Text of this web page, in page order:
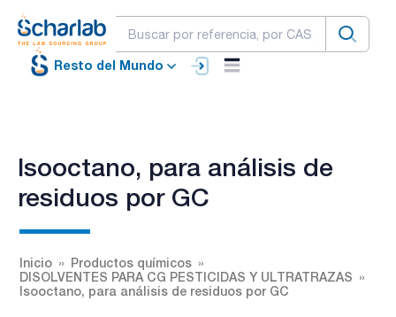
Resto del Mundo
Isooctano, para análisis de
residuos por GC
Inicio
Productos químicos
DISOLVENTES PARA CG PESTICIDAS Y ULTRATRAZAS
Isooctano, para análisis de residuos por GC